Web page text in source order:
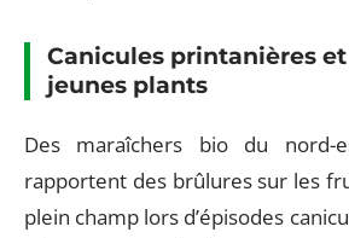
Canicules printanières
jeunes plants
Des maraîchers bio du nord-
rapportent des brûlures sur les
plein champ lors d’épisodes